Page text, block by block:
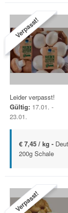
Verpasst!
Leider verpasst!
Gültig: 17.01. -
23.01.
€ 7,45 / kg -
200g Schale
Verpasst!